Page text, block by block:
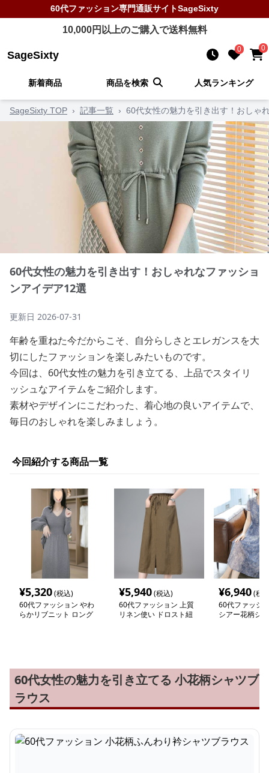
60代ファッション専門通販サイトSageSixty
10,000円以上のご購入で送料無料
SageSixty 0 0
新着商品 商品を検索 人気ランキング
SageSixty TOP › 記事一覧 › 60代女性の魅力を引き出す！おしゃ
60代女性の魅力を引き出す！おしゃれなファッショ
ンアイデア12選
更新日 2026-07-31
年齢を重ねた今だからこそ、自分らしさとエレガンスを大
切にしたファッションを楽しみたいものです。
今回は、60代女性の魅力を引き立てる、上品でスタイリ
ッシュなアイテムをご紹介します。
素材やデザインにこだわった、着心地の良いアイテムで、
毎日のおしゃれを楽しみましょう。
今回紹介する商品一覧
¥5,320(税込)
60代ファッション やわ
らかリブニット ロング
¥5,940(税込)
60代ファッション 上質
リネン使い ドロスト紐
¥6,940(税
60代ファッシ
シアー花柄シ
60代女性の魅力を引き立てる 小花柄シャツブ
ラウス